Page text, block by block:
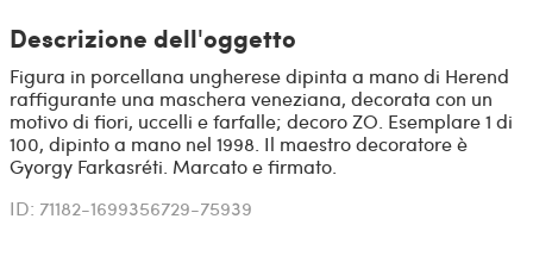
Descrizione dell'oggetto
Figura in porcellana ungherese dipinta a mano di Herend
raffigurante una maschera veneziana, decorata con un
motivo di fiori, uccelli e farfalle; decoro ZO. Esemplare 1 di
100, dipinto a mano nel 1998. Il maestro decoratore è
Gyorgy Farkasréti. Marcato e firmato.
ID: 71182-1699356729-75939